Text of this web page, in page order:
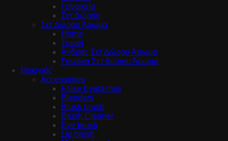
Γυναικεία
Σετ Δώρου
Σετ Δώρου Άρωμα
Home
Travel
Άνδρας Σετ Δώρου Άρωμα
Γυναίκα Σετ Δώρου Άρωμα
Μακιγιάζ
Accessories
False Eyelashes
Blenders
Blush brush
Brush Cleaner
Eye brush
Lip brush